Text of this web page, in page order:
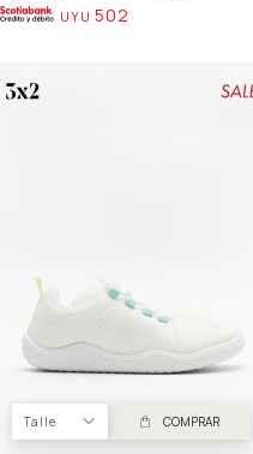
UYU 502
Talle COMPRAR